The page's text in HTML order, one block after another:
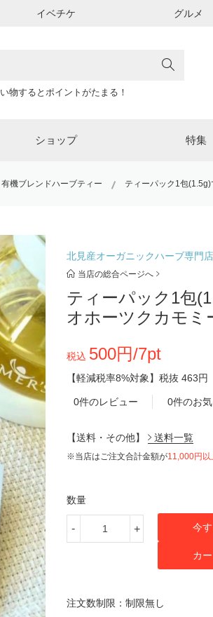
イベチケ グルメ
物するとポイントがたまる！
ショップ 特集
有機ブレンドハーブティー ティーパック1包
北見産オーガニックハーブ専門
当店の総合ページへ
ティーパック1包
オホーツクカモミ
税込 500円/7pt
【軽減税率8%対象】 税抜 463円
0件のレビュー 0件のお
【送料・その他】 送料一覧
※当店はご注文合計金額が11,000円以
数量
- + 今
カ
注文数制限：制限無し